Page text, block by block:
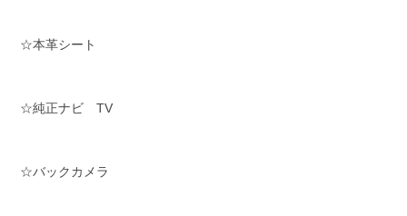
☆本革シート
☆純正ナビ TV
☆バックカメラ